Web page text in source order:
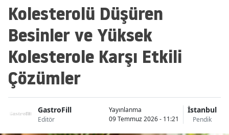
Kolesterolü Düşüren
Besinler ve Yüksek
Kolesterole Karşı Etkili
Çözümler
GastroFill
Editör
Yayınlanma
09 Temmuz 2026 - 11:21
İstanbul
Pendik